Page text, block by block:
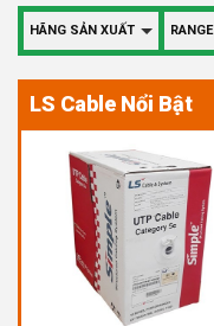
LS Cable Nổi Bật
HÃNG SẢN XUẤT RANGE